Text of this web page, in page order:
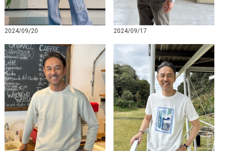
2024/09/20 2024/09/17